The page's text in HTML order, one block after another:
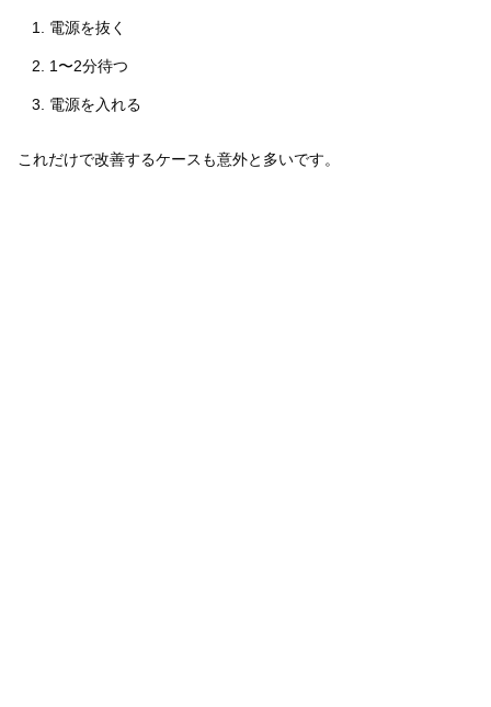
電源を抜く
1〜2分待つ
電源を入れる
これだけで改善するケースも意外と多いです。